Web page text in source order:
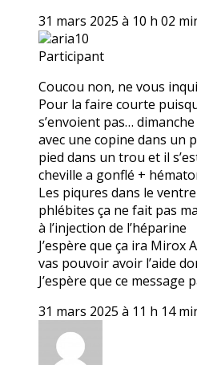
31 mars 2025 à 10 h 02
aria10
Participant
Coucou non, ne vous
Pour la faire courte
s’envoient pas…
avec une copine dans un
pied dans un trou et il
cheville a gonflé +
Les piqures dans le
phlébites ça ne fait pas
à l’injection de l’héparine
J’espère que ça ira Mirox
vas pouvoir avoir l’aide
J’espère que ce message
31 mars 2025 à 11 h 14